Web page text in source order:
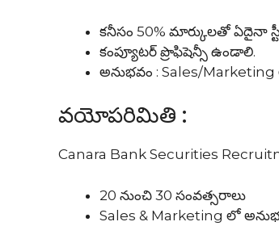
కనీసం 50% మార్కులతో ఏదైనా
కంప్యూటర్ ప్రొఫిషెన్సీ ఉండాలి.
అనుభవం : Sales/
వయోపరిమితి :
Canara Bank Securities
20 నుంచి 30 సంవత్సరాలు
Sales & Marketing లో